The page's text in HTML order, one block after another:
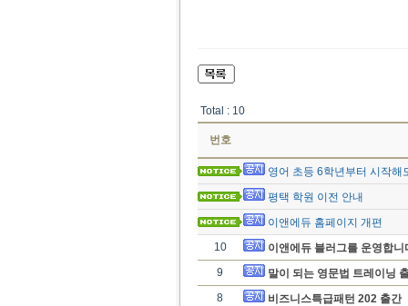
Total : 10
번호
영어 초등 6학년부터 시작해
평택 학원 이전 안내
이앤에듀 홈페이지 개편
10
이앤에듀 블러그를 운영합니
9
말이 되는 영문법 트레이닝
8
비즈니스특급패턴 202 출간